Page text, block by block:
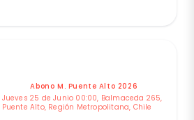
Abono M. Puente Alto 2026
Jueves 25 de Junio 00:00, Balmaceda 265,
Puente Alto, Región Metropolitana, Chile